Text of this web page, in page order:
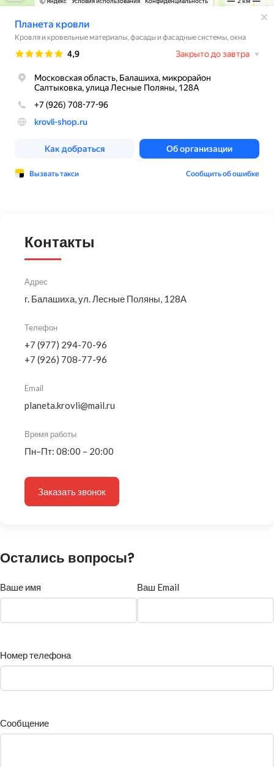
Контакты
Адрес
г. Балашиха, ул. Лесные Поляны, 128А
Телефон
+7 (977) 294-70-96
+7 (926) 708-77-96
Email
planeta.krovli@mail.ru
Время работы
Пн–Пт: 08:00 – 20:00
Заказать звонок
Остались вопросы?
Ваше имя Ваш Email
Номер телефона
Сообщение